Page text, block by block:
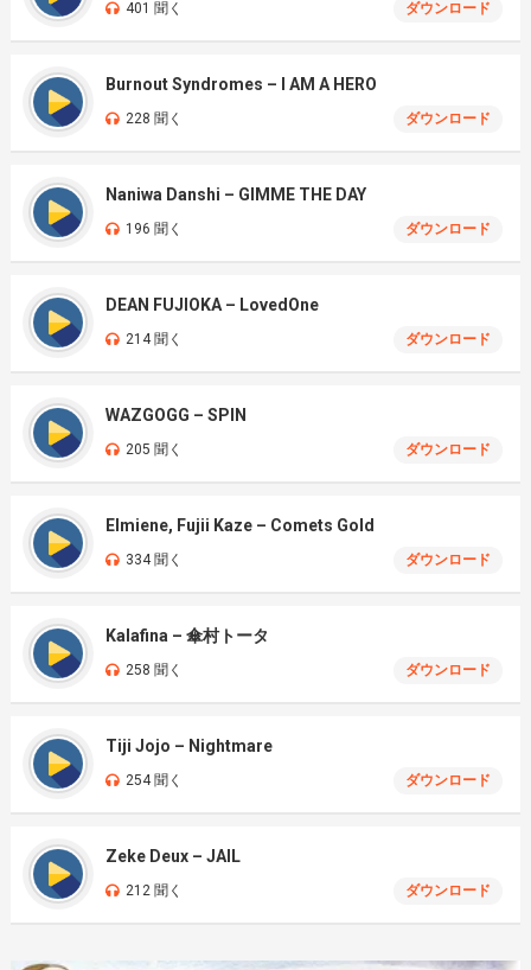
401 聞く ダウンロード
Burnout Syndromes – I AM A HERO
228 聞く ダウンロード
Naniwa Danshi – GIMME THE DAY
196 聞く ダウンロード
DEAN FUJIOKA – LovedOne
214 聞く ダウンロード
WAZGOGG – SPIN
205 聞く ダウンロード
Elmiene, Fujii Kaze – Comets Gold
334 聞く ダウンロード
Kalafina – 傘村トータ
258 聞く ダウンロード
Tiji Jojo – Nightmare
254 聞く ダウンロード
Zeke Deux – JAIL
212 聞く ダウンロード